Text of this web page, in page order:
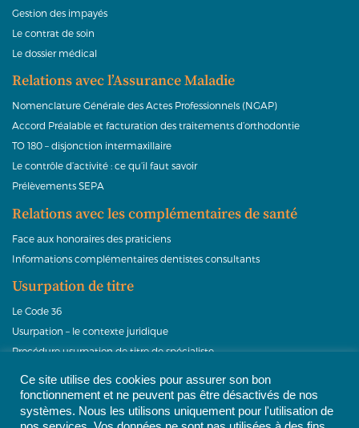
Gestion des impayés
Le contrat de soin
Le dossier médical
Relations avec l’Assurance Maladie
Nomenclature Générale des Actes Professionnels (NGAP)
Accord Préalable et facturation des traitements d’orthodontie
TO 180 – disjonction intermaxillaire
Le contrôle d’activité : ce qu’il faut savoir
Prélèvements SEPA
Relations avec les complémentaires de santé
Face aux honoraires des praticiens
Informations complémentaires dentistes consultants
Usurpation de titre
Le Code 36
Usurpation – le contexte juridique
Procédure usurpation de titre de spécialiste
Ce site utilise des cookies pour assurer son bon
fonctionnement et ne peuvent pas être désactivés de nos
systèmes. Nous les utilisons uniquement pour l'utilisation de